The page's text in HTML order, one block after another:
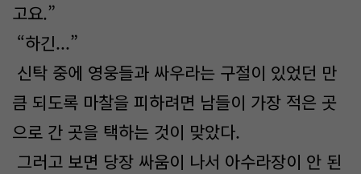
고요.”
“하긴...”
신탁 중에 영웅들과 싸우라는 구절이 있었던 만
큼 되도록 마찰을 피하려면 남들이 가장 적은 곳
으로 간 곳을 택하는 것이 맞았다.
그러고 보면 당장 싸움이 나서 아수라장이 안 된